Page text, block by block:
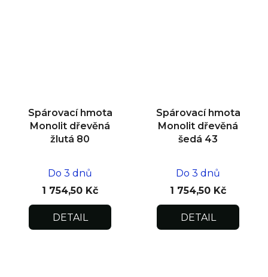
Spárovací hmota
Monolit dřevěná
žlutá 80
Do 3 dnů
1 754,50 Kč
DETAIL
Spárovací hmota
Monolit dřevěná
šedá 43
Do 3 dnů
1 754,50 Kč
DETAIL